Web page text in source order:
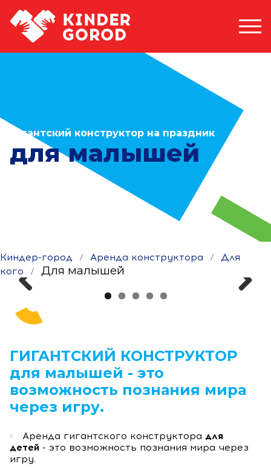
Гигантский конструктор на праздник
для малышей
Киндер-город / Аренда конструктора /
Для
кого
/ Для малышей
ГИГАНТСКИЙ КОНСТРУКТОР
для малышей - это
возможность познания мира
через игру.
Аренда гигантского конструктора для
детей - это возможность познания мира через
игру.